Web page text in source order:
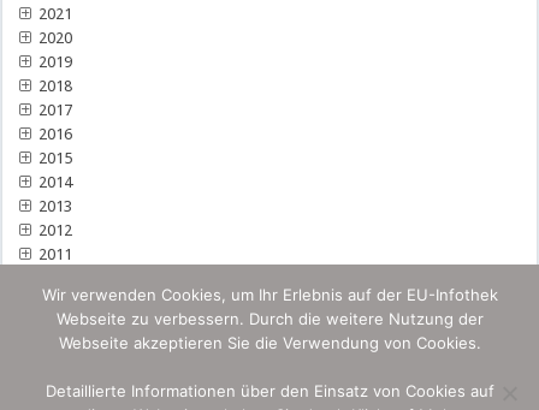
2021
2020
2019
2018
2017
2016
2015
2014
2013
2012
2011
Wir verwenden Cookies, um Ihr Erlebnis auf der EU-Infothek
Webseite zu verbessern. Durch die weitere Nutzung der
Webseite akzeptieren Sie die Verwendung von Cookies.
Detaillierte Informationen über den Einsatz von Cookies auf